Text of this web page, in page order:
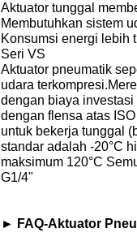
Aktuator tunggal
Membutuhkan sistem
Konsumsi energi lebih
Seri VS
Aktuator pneumatik
udara
dengan biaya
dengan flensa atas
untuk bekerja tunggal
standar adalah -20°C
maksimum 120°C
G1/4"
► FAQ-Aktuator